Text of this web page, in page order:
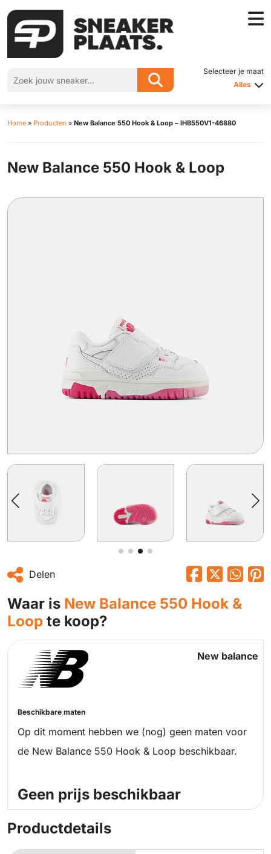
Selecteer je maat
Alles
Home » Producten » New Balance 550 Hook & Loop – IHB550V1-46880
New Balance 550 Hook & Loop
Delen
Waar is New Balance 550 Hook &
Loop te koop?
New balance
Beschikbare maten
Op dit moment hebben we (nog) geen maten voor
de New Balance 550 Hook & Loop beschikbaar.
Geen prijs beschikbaar
Productdetails